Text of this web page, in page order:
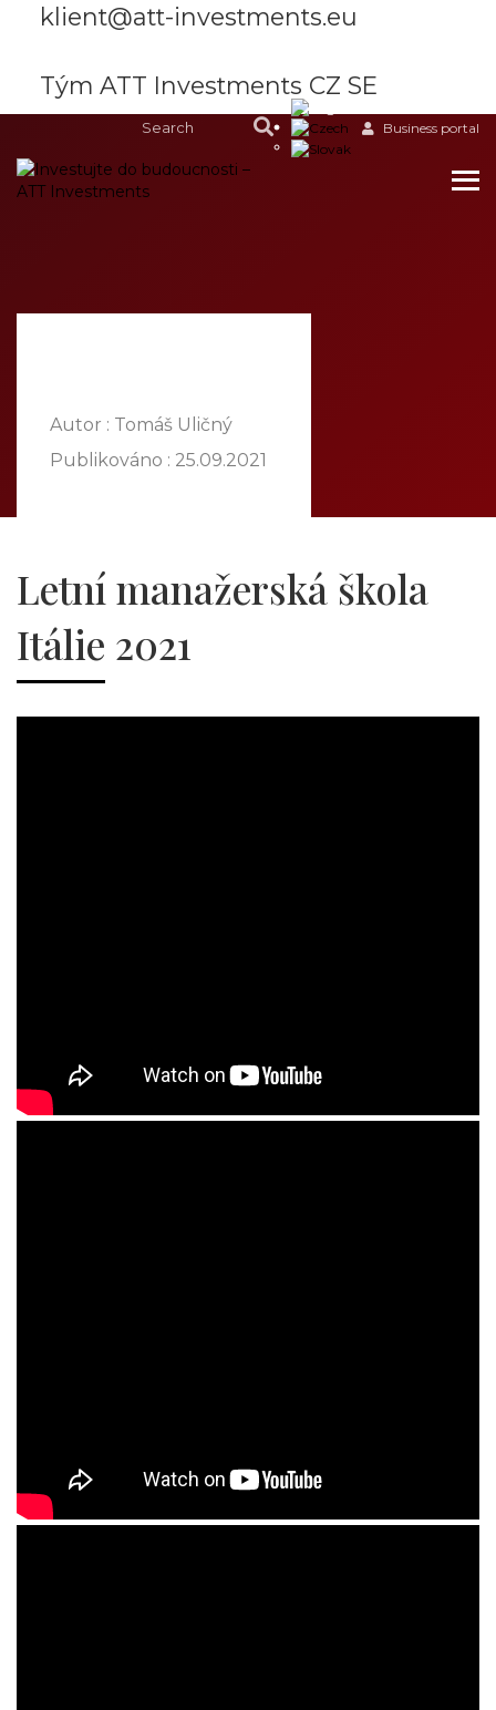
klient@att-investments.eu
Tým ATT Investments CZ SE
Business portal
OUR OFFER
ATT FACES
Autor : Tomáš Uličný
Publikováno : 25.09.2021
Letní manažerská škola
Itálie 2021